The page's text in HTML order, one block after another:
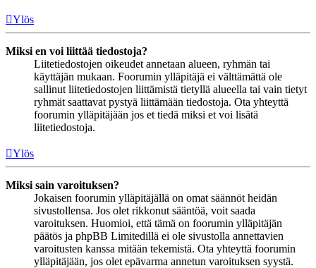
Ylös
Miksi en voi liittää tiedostoja?
Liitetiedostojen oikeudet annetaan alueen, ryhmän tai
käyttäjän mukaan. Foorumin ylläpitäjä ei välttämättä ole
sallinut liitetiedostojen liittämistä tietyllä alueella tai vain tietyt
ryhmät saattavat pystyä liittämään tiedostoja. Ota yhteyttä
foorumin ylläpitäjään jos et tiedä miksi et voi lisätä
liitetiedostoja.
Ylös
Miksi sain varoituksen?
Jokaisen foorumin ylläpitäjällä on omat säännöt heidän
sivustollensa. Jos olet rikkonut sääntöä, voit saada
varoituksen. Huomioi, että tämä on foorumin ylläpitäjän
päätös ja phpBB Limitedillä ei ole sivustolla annettavien
varoitusten kanssa mitään tekemistä. Ota yhteyttä foorumin
ylläpitäjään, jos olet epävarma annetun varoituksen syystä.